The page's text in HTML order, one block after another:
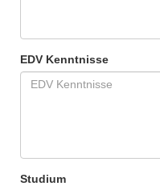
EDV Kenntnisse
Studium